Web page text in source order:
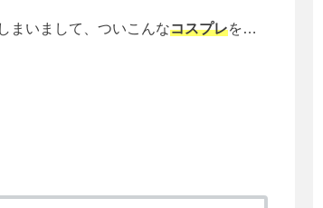
まいまして、ついこんなコスプレを…